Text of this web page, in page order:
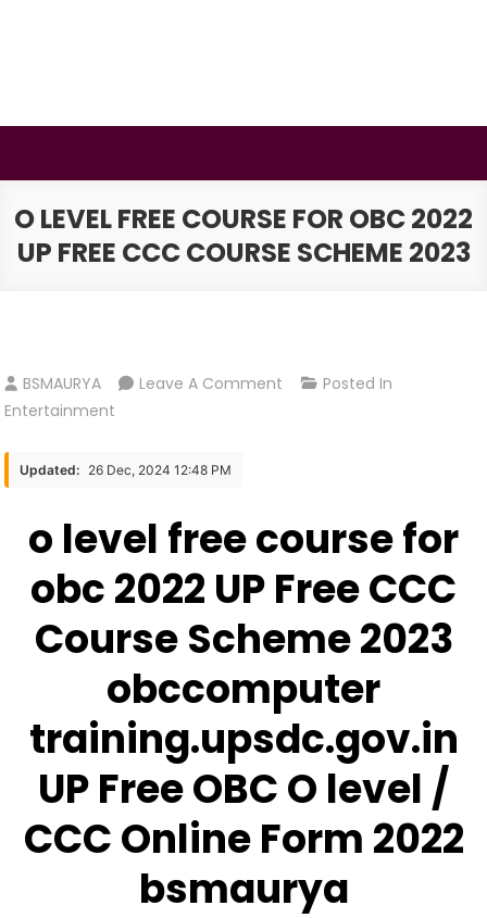
O LEVEL FREE COURSE FOR OBC 2022
UP FREE CCC COURSE SCHEME 2023
BSMAURYA Leave A Comment On
Obc
2022
UP
Free
CCC
Course
Scheme
2023
Posted In
Entertainment
Updated: 26 Dec, 2024 12:48 PM
o level free course for
obc 2022 UP Free CCC
Course Scheme 2023
obccomputer
training.upsdc.gov.in
UP Free OBC O level /
CCC Online Form 2022
bsmaurya